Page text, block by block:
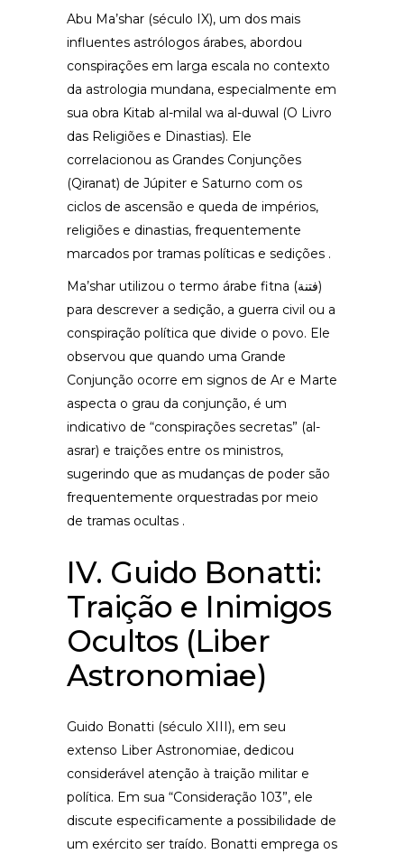
Abu Ma’shar (século IX), um dos mais
influentes astrólogos árabes, abordou
conspirações em larga escala no contexto
da astrologia mundana, especialmente em
sua obra Kitab al-milal wa al-duwal (O Livro
das Religiões e Dinastias). Ele
correlacionou as Grandes Conjunções
(Qiranat) de Júpiter e Saturno com os
ciclos de ascensão e queda de impérios,
religiões e dinastias, frequentemente
marcados por tramas políticas e sedições .
Ma’shar utilizou o termo árabe fitna (فتنة)
para descrever a sedição, a guerra civil ou a
conspiração política que divide o povo. Ele
observou que quando uma Grande
Conjunção ocorre em signos de Ar e Marte
aspecta o grau da conjunção, é um
indicativo de “conspirações secretas” (al-
asrar) e traições entre os ministros,
sugerindo que as mudanças de poder são
frequentemente orquestradas por meio
de tramas ocultas .
IV. Guido Bonatti:
Traição e Inimigos
Ocultos (Liber
Astronomiae)
Guido Bonatti (século XIII), em seu
extenso Liber Astronomiae, dedicou
considerável atenção à traição militar e
política. Em sua “Consideração 103”, ele
discute especificamente a possibilidade de
um exército ser traído. Bonatti emprega os